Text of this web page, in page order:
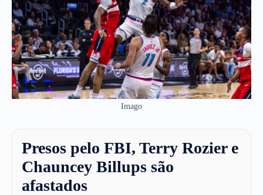
MLS
APOSTAS LEGAL
Imago
Presos pelo FBI, Terry Rozier e
Chauncey Billups são
afastados